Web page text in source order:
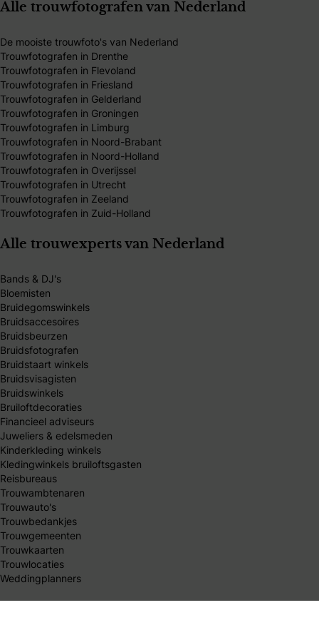
Alle trouwfotografen van Nederland
De mooiste trouwfoto's van Nederland
Trouwfotografen in Drenthe
Trouwfotografen in Flevoland
Trouwfotografen in Friesland
Trouwfotografen in Gelderland
Trouwfotografen in Groningen
Trouwfotografen in Limburg
Trouwfotografen in Noord-Brabant
Trouwfotografen in Noord-Holland
Trouwfotografen in Overijssel
Trouwfotografen in Utrecht
Trouwfotografen in Zeeland
Trouwfotografen in Zuid-Holland
Alle trouwexperts van Nederland
Bands & DJ's
Bloemisten
Bruidegomswinkels
Bruidsaccesoires
Bruidsbeurzen
Bruidsfotografen
Bruidstaart winkels
Bruidsvisagisten
Bruidswinkels
Bruiloftdecoraties
Financieel adviseurs
Juweliers & edelsmeden
Kinderkleding winkels
Kledingwinkels bruiloftsgasten
Reisbureaus
Trouwambtenaren
Trouwauto's
Trouwbedankjes
Trouwgemeenten
Trouwkaarten
Trouwlocaties
Weddingplanners